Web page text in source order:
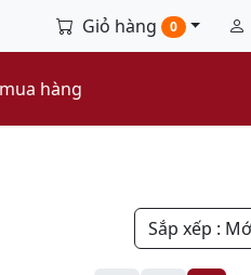
Giỏ hàng 0
hàng
Sắp xếp :